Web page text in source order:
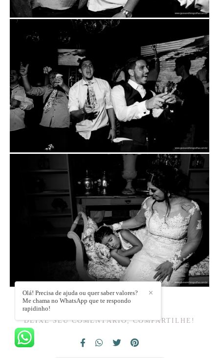
DEIXE SEU COMENTÁRIO, COMPARTILHE!
✕
Olá! Precisa de ajuda ou quer saber valores?
Me chama no WhatsApp que te respondo
rapidinho!